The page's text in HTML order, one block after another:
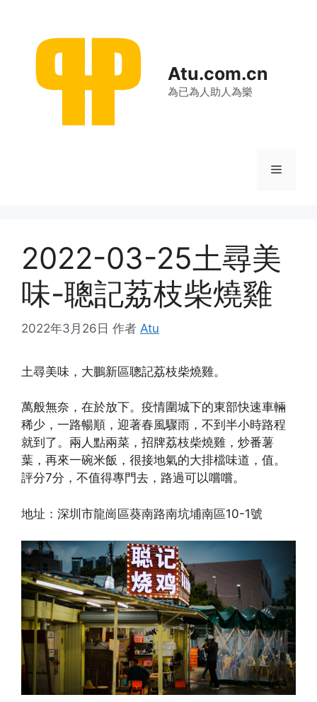
Atu.com.cn
為已為人助人為樂
菜
2022-03-25土尋美
味-聰記荔枝柴燒雞
2022年3月26日 作者 Atu
土尋美味，大鵬新區聰記荔枝柴燒雞。
萬般無奈，在於放下。疫情圍城下的東部快速車輛
稀少，一路暢順，迎著春風驟雨，不到半小時路程
就到了。兩人點兩菜，招牌荔枝柴燒雞，炒番薯
葉，再來一碗米飯，很接地氣的大排檔味道，值。
評分7分，不值得專門去，路過可以嚐嚐。
地址：深圳市龍崗區葵南路南坑埔南區10-1號